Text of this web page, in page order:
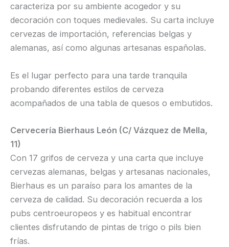
caracteriza por su ambiente acogedor y su
decoración con toques medievales. Su carta incluye
cervezas de importación, referencias belgas y
alemanas, así como algunas artesanas españolas.
Es el lugar perfecto para una tarde tranquila
probando diferentes estilos de cerveza
acompañados de una tabla de quesos o embutidos.
Cervecería Bierhaus León (C/ Vázquez de Mella,
11)
Con 17 grifos de cerveza y una carta que incluye
cervezas alemanas, belgas y artesanas nacionales,
Bierhaus es un paraíso para los amantes de la
cerveza de calidad. Su decoración recuerda a los
pubs centroeuropeos y es habitual encontrar
clientes disfrutando de pintas de trigo o pils bien
frías.